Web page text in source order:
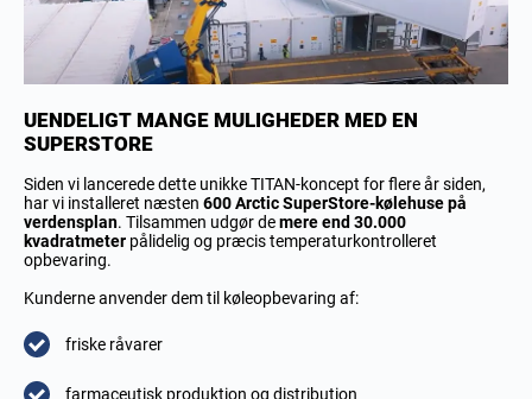
UENDELIGT MANGE MULIGHEDER MED EN
SUPERSTORE
Siden vi lancerede dette unikke TITAN-koncept for flere år siden,
har vi installeret næsten 600 Arctic SuperStore-kølehuse på
verdensplan. Tilsammen udgør demere end 30.000
kvadratmeter pålidelig og præcis temperaturkontrolleret
opbevaring.
Kunderne anvender dem til køleopbevaring af:
friske råvarer
farmaceutisk produktion og distribution